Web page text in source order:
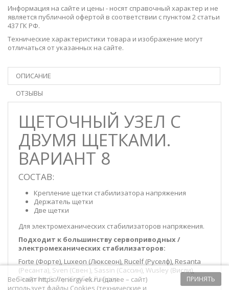
Информация на сайте и цены - носят справочный характер и не
является публичной офертой в соответствии с пунктом 2 статьи
437 ГК РФ.
Технические характеристики товара и изображение могут
отличаться от указанных на сайте.
ОПИСАНИЕ
ОТЗЫВЫ
ЩЕТОЧНЫЙ УЗЕЛ С
ДВУМЯ ЩЕТКАМИ.
ВАРИАНТ 8
СОСТАВ:
Крепление щетки стабилизатора напряжения
Держатель щетки
Две щетки
Для электромеханических стабилизаторов напряжения.
Подходит к большинству сервоприводных /
электромеханических стабилизаторов:
Forte (Форте), Luxeon (Люксеон), Rucelf (Руселф), Resanta
(Ресанта), Sven (Cвен ), Sassin (Сассин), Wusley (Висли),
Энергия, Solby (Солби), Райдер.
ПРИНЯТЬ
Веб-сайт https://energy-ek.ru (далее – сайт)
использует файлы Cookies (технические и